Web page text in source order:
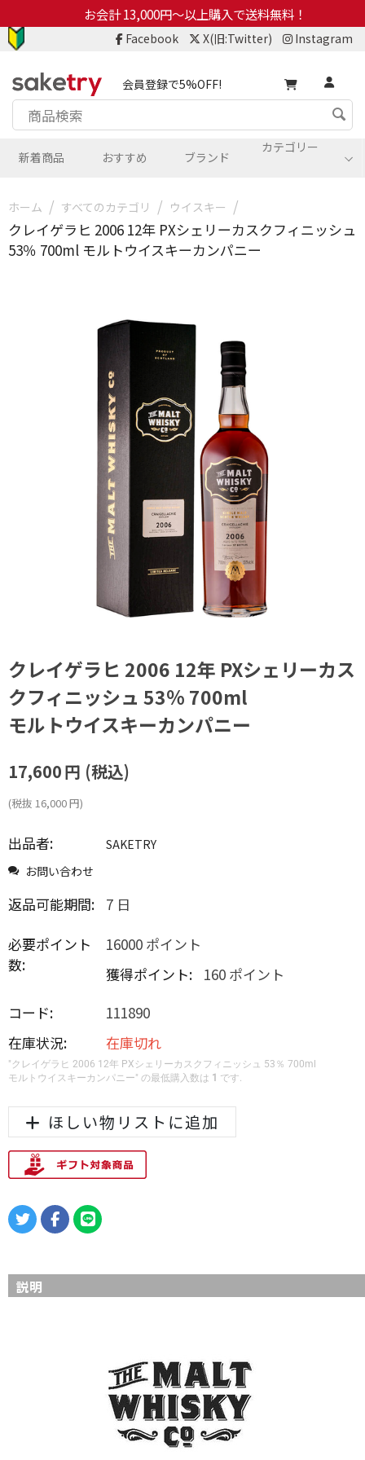
お会計 13,000円～以上購入で送料無料！
Facebook X(旧:Twitter) Instagram
会員登録で5%OFF!
カテゴリー
新着商品 おすすめ ブランド
ホーム / すべてのカテゴリ / ウイスキー /
クレイゲラヒ 2006 12年 PXシェリーカスクフィニッシュ
53％ 700ml モルトウイスキーカンパニー
クレイゲラヒ 2006 12年 PXシェリーカス
クフィニッシュ 53％ 700ml
モルトウイスキーカンパニー
17,600円 (税込)
(税抜 16,000円)
出品者:
SAKETRY
お問い合わせ
返品可能期間: 7 日
必要ポイント
数:
16000 ポイント
獲得ポイント: 160 ポイント
コード:
111890
在庫状況:
在庫切れ
"クレイゲラヒ 2006 12年 PXシェリーカスクフィニッシュ 53％ 700ml
モルトウイスキーカンパニー" の最低購入数は 1 です.
ほしい物リストに追加
説明